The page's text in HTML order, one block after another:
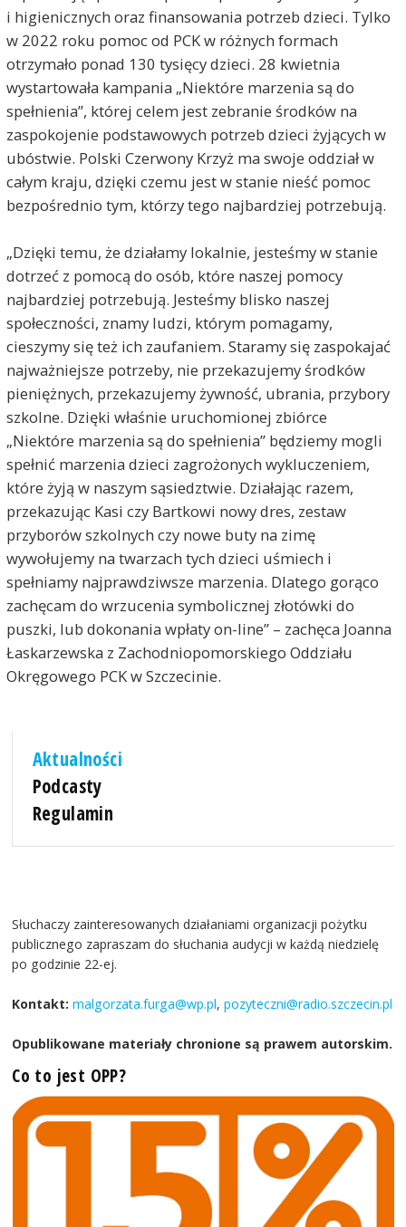
i higienicznych oraz finansowania potrzeb dzieci. Tylko
w 2022 roku pomoc od PCK w różnych formach
otrzymało ponad 130 tysięcy dzieci. 28 kwietnia
wystartowała kampania „Niektóre marzenia są do
spełnienia”, której celem jest zebranie środków na
zaspokojenie podstawowych potrzeb dzieci żyjących w
ubóstwie. Polski Czerwony Krzyż ma swoje oddział w
całym kraju, dzięki czemu jest w stanie nieść pomoc
bezpośrednio tym, którzy tego najbardziej potrzebują.
„Dzięki temu, że działamy lokalnie, jesteśmy w stanie
dotrzeć z pomocą do osób, które naszej pomocy
najbardziej potrzebują. Jesteśmy blisko naszej
społeczności, znamy ludzi, którym pomagamy,
cieszymy się też ich zaufaniem. Staramy się zaspokajać
najważniejsze potrzeby, nie przekazujemy środków
pieniężnych, przekazujemy żywność, ubrania, przybory
szkolne. Dzięki właśnie uruchomionej zbiórce
„Niektóre marzenia są do spełnienia” będziemy mogli
spełnić marzenia dzieci zagrożonych wykluczeniem,
które żyją w naszym sąsiedztwie. Działając razem,
przekazując Kasi czy Bartkowi nowy dres, zestaw
przyborów szkolnych czy nowe buty na zimę
wywołujemy na twarzach tych dzieci uśmiech i
spełniamy najprawdziwsze marzenia. Dlatego gorąco
zachęcam do wrzucenia symbolicznej złotówki do
puszki, lub dokonania wpłaty on-line” – zachęca Joanna
Łaskarzewska z Zachodniopomorskiego Oddziału
Okręgowego PCK w Szczecinie.
Aktualności
Podcasty
Regulamin
Słuchaczy zainteresowanych działaniami organizacji pożytku
publicznego zapraszam do słuchania audycji w każdą niedzielę
po godzinie 22-ej.
Kontakt: malgorzata.furga@wp.pl,pozyteczni@radio.szczecin.pl
Opublikowane materiały chronione są prawem autorskim.
Co to jest OPP?